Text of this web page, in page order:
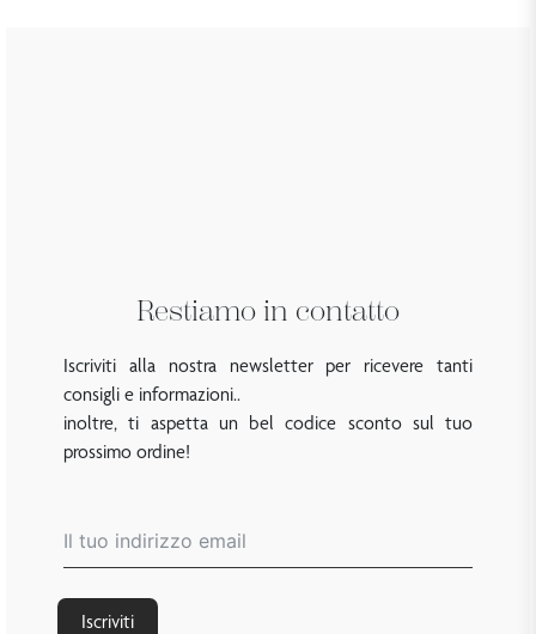
Restiamo in contatto
Iscriviti alla nostra newsletter per ricevere tanti
consigli e informazioni..
inoltre, ti aspetta un bel codice sconto sul tuo
prossimo ordine!
Iscriviti